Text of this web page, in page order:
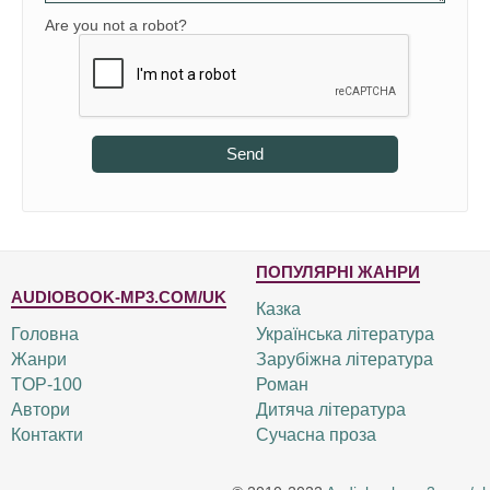
Are you not a robot?
Send
AUDIOBOOK-MP3.COM/UK
Головна
Жанри
TOP-100
Автори
Контакти
ПОПУЛЯРНІ ЖАНРИ
Казка
Українська література
Зарубіжна література
Роман
Дитяча література
Сучасна проза